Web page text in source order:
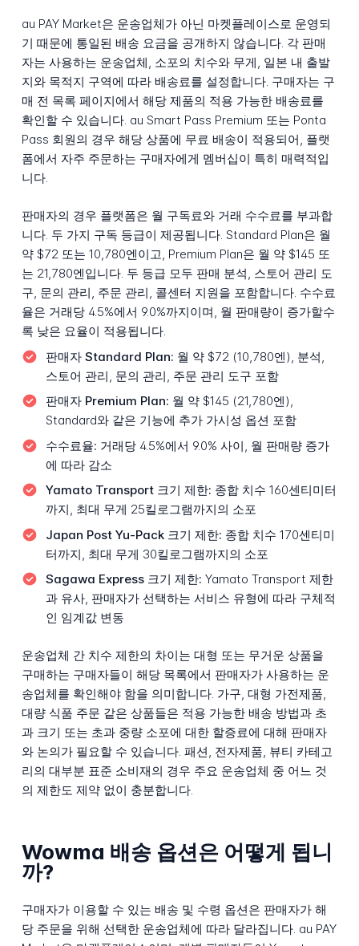
au PAY Market은 운송업체가 아닌 마켓플레이스로 운영되
기 때문에 통일된 배송 요금을 공개하지 않습니다. 각 판매
자는 사용하는 운송업체, 소포의 치수와 무게, 일본 내 출발
지와 목적지 구역에 따라 배송료를 설정합니다. 구매자는 구
매 전 목록 페이지에서 해당 제품의 적용 가능한 배송료를
확인할 수 있습니다. au Smart Pass Premium 또는 Ponta
Pass 회원의 경우 해당 상품에 무료 배송이 적용되어, 플랫
폼에서 자주 주문하는 구매자에게 멤버십이 특히 매력적입
니다.
판매자의 경우 플랫폼은 월 구독료와 거래 수수료를 부과합
니다. 두 가지 구독 등급이 제공됩니다. Standard Plan은 월
약 $72 또는 10,780엔이고, Premium Plan은 월 약 $145 또
는 21,780엔입니다. 두 등급 모두 판매 분석, 스토어 관리 도
구, 문의 관리, 주문 관리, 콜센터 지원을 포함합니다. 수수료
율은 거래당 4.5%에서 9.0%까지이며, 월 판매량이 증가할수
록 낮은 요율이 적용됩니다.
판매자 Standard Plan: 월 약 $72 (10,780엔), 분석,
스토어 관리, 문의 관리, 주문 관리 도구 포함
판매자 Premium Plan: 월 약 $145 (21,780엔),
Standard와 같은 기능에 추가 가시성 옵션 포함
수수료율: 거래당 4.5%에서 9.0% 사이, 월 판매량 증가
에 따라 감소
Yamato Transport 크기 제한: 종합 치수 160센티미터
까지, 최대 무게 25킬로그램까지의 소포
Japan Post Yu-Pack 크기 제한: 종합 치수 170센티미
터까지, 최대 무게 30킬로그램까지의 소포
Sagawa Express 크기 제한: Yamato Transport 제한
과 유사, 판매자가 선택하는 서비스 유형에 따라 구체적
인 임계값 변동
운송업체 간 치수 제한의 차이는 대형 또는 무거운 상품을
구매하는 구매자들이 해당 목록에서 판매자가 사용하는 운
송업체를 확인해야 함을 의미합니다. 가구, 대형 가전제품,
대량 식품 주문 같은 상품들은 적용 가능한 배송 방법과 초
과 크기 또는 초과 중량 소포에 대한 할증료에 대해 판매자
와 논의가 필요할 수 있습니다. 패션, 전자제품, 뷰티 카테고
리의 대부분 표준 소비재의 경우 주요 운송업체 중 어느 것
의 제한도 제약 없이 충분합니다.
Wowma 배송 옵션은 어떻게 됩니
까?
구매자가 이용할 수 있는 배송 및 수령 옵션은 판매자가 해
당 주문을 위해 선택한 운송업체에 따라 달라집니다. au PAY